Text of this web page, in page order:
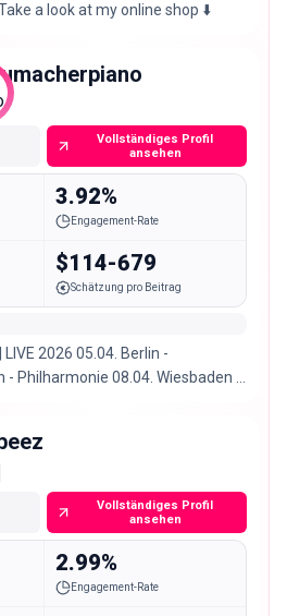
a look at my online shop ⬇️
Vollständiges Profil
ansehen
3.92%
Engagement-Rate
$114-679
Schätzung pro Beitrag
LIVE 2026 05.04. Berlin -
- Philharmonie 08.04. Wiesbaden -
Vollständiges Profil
ansehen
2.99%
Engagement-Rate